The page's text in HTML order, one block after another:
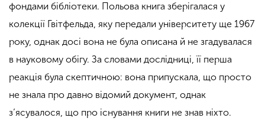
фондами бібліотеки. Польова книга зберігалася у
колекції Гвітфельда, яку передали університету ще 1967
року, однак досі вона не була описана й не згадувалася
в науковому обігу. За словами дослідниці, її перша
реакція була скептичною: вона припускала, що просто
не знала про давно відомий документ, однак
з’ясувалося, що про існування книги не знав ніхто.